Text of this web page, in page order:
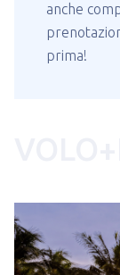
anche
prima!